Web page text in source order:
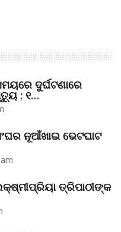
ଦୁର୍ଘଟଣାରେ
: ୧…
ନୂଆଁଖାଇ ଭେଟଘାଟ
ତ୍ରିପାଠୀଙ୍କ